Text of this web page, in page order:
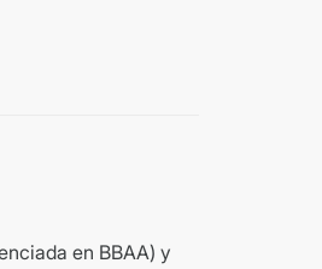
en BBAA) y